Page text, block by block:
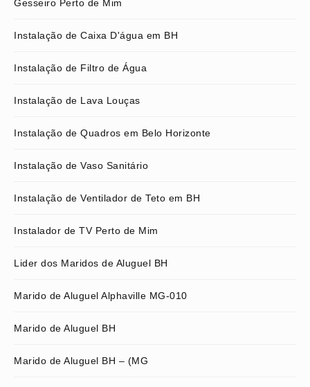
Gesseiro Perto de Mim
Instalação de Caixa D'água em BH
Instalação de Filtro de Água
Instalação de Lava Louças
Instalação de Quadros em Belo Horizonte
Instalação de Vaso Sanitário
Instalação de Ventilador de Teto em BH
Instalador de TV Perto de Mim
Lider dos Maridos de Aluguel BH
Marido de Aluguel Alphaville MG-010
Marido de Aluguel BH
Marido de Aluguel BH – (MG